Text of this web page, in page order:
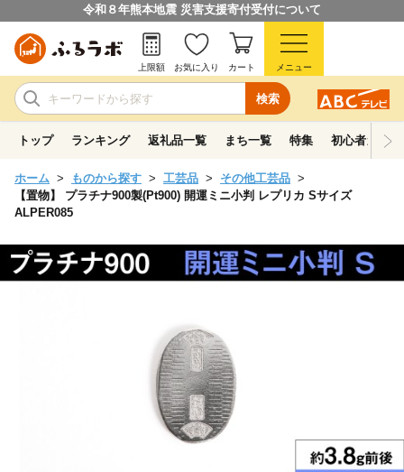
令和８年熊本地震 災害支援寄付受付について
検索
上限額 お気に入り カート メニュー
トップ ランキング 返礼品一覧 まち一覧 特集 初心者ガイド
ホーム ものから探す 工芸品
その他工芸品
【置物】 プラチナ900製(Pt900) 開運ミニ小判 レプリカ Sサイズ
ALPER085